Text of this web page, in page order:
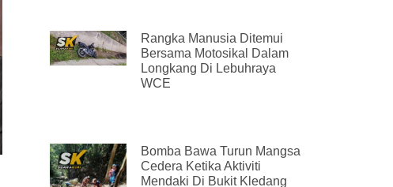
Rangka Manusia Ditemui
Bersama Motosikal Dalam
Longkang Di Lebuhraya
WCE
Bomba Bawa Turun Mangsa
Cedera Ketika Aktiviti
Mendaki Di Bukit Kledang